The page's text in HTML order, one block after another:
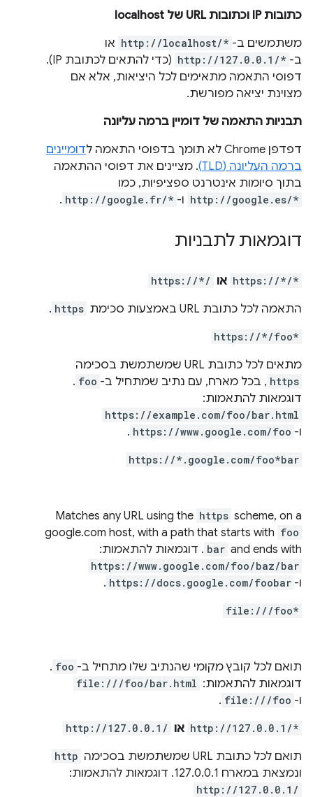
כתובות IP וכתובות URL של localhost
משתמשים ב- http://localhost/* או
ב- http://127.0.0.1/*
(כדי להתאים לכתובת IP).
דפוסי התאמה מתאימים לכל היציאות, אלא אם
מצוינת יציאה מפורשת.
תבניות התאמה של דומיין ברמה עליונה
דפדפן Chrome לא תומך בדפוסי התאמה ל
דומיינים
ברמה העליונה (TLD)
. מציינים את דפוסי ההתאמה
בתוך סיומות אינטרנט ספציפיות, כמו
http://google.es/* ו- http://google.fr/*
.
דוגמאות לתבניות
https://*/* או https://*/
התאמה לכל כתובת URL באמצעות סכימת https
.
https://*/foo*
מתאים לכל כתובת URL שמשתמשת בסכימה
https , בכל מארח, עם נתיב שמתחיל ב- foo
.
דוגמאות להתאמות:
https://example.com/foo/bar.html
ו- https://www.google.com/foo
.
https://*.google.com/foo*bar
Matches any URL using the https scheme, on a
google.com host, with a path that starts with foo
and ends with
bar . דוגמאות להתאמות:
https://www.google.com/foo/baz/bar
ו- https://docs.google.com/foobar
.
file:///foo*
תואם לכל קובץ מקומי שהנתיב שלו מתחיל ב- foo
.
דוגמאות להתאמות: file:///foo/bar.html
ו- file:///foo
.
http://127.0.0.1/* או http://127.0.0.1/
תואם לכל כתובת URL שמשתמשת בסכימה http
ונמצאת במארח 127.0.0.1. דוגמאות להתאמות:
http://127.0.0.1/